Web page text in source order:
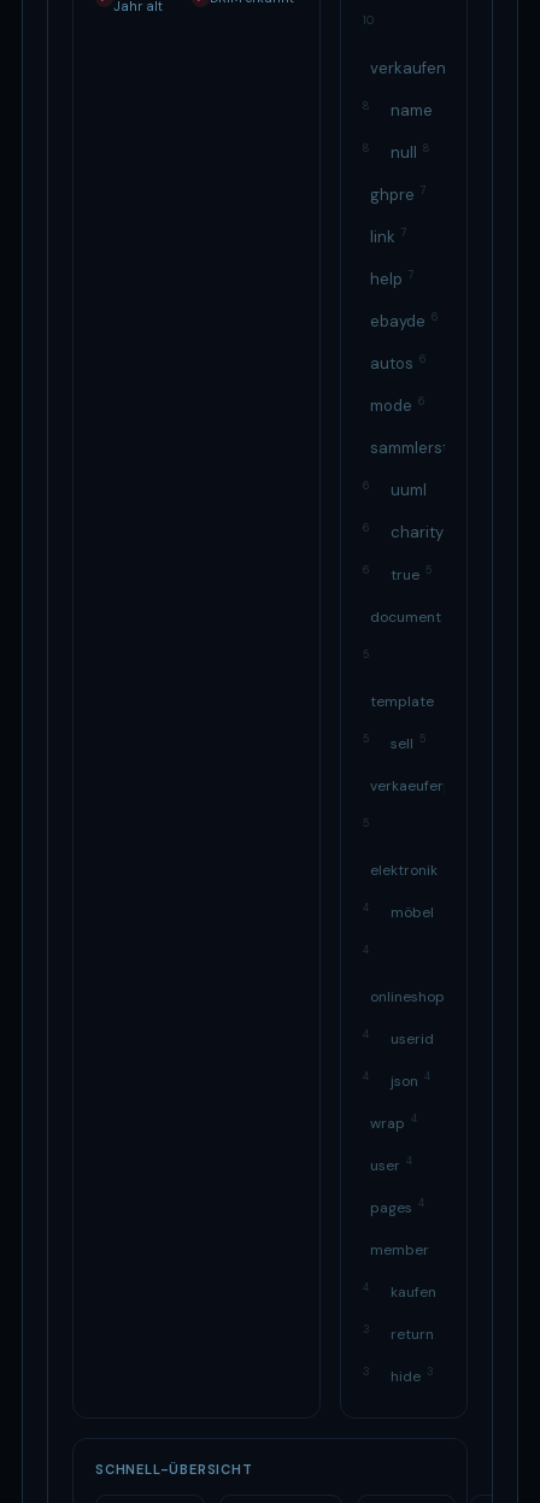
Jahr alt
10
verkaufen
8 name
8 null 8
ghpre 7
link 7
help 7
ebayde 6
autos 6
mode 6
sammlerstücke
6 uuml
6 charity
6 true 5
document
5
template
5 sell 5
verkaeuferportal
5
elektronik
4 möbel
4
onlineshopping
4 userid
4 json 4
wrap 4
user 4
pages 4
member
4 kaufen
3 return
3 hide 3
SCHNELL-ÜBERSICHT